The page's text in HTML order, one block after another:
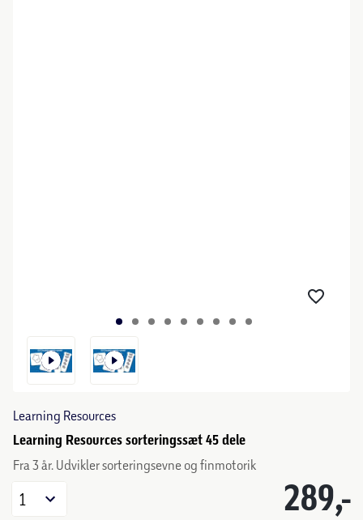
Learning Resources
Learning Resources sorteringssæt 45 dele
Fra 3 år. Udvikler sorteringsevne og finmotorik
289,-
1